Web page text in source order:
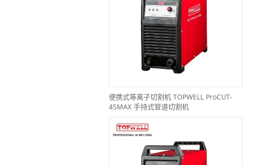
便携式等离子切割机 TOPWELL ProCUT-
45MAX 手持式管道切割机